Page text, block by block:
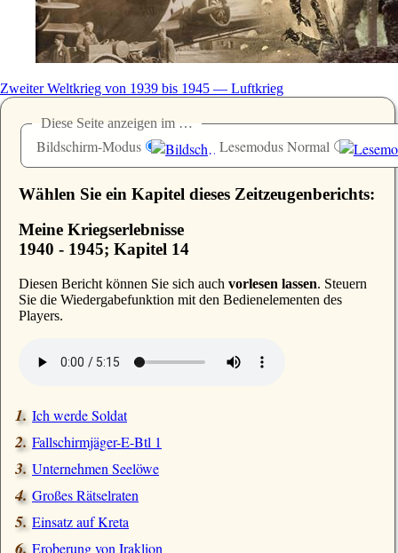
Zweiter Weltkrieg von 1939 bis 1945 — Luftkrieg
Diese Seite anzeigen im …
Bildschirm-Modus Lesemodus Normal
Wählen Sie ein Kapitel dieses Zeitzeugenberichts:
Meine Kriegserlebnisse
1940 - 1945; Kapitel 14
Diesen Bericht können Sie sich auch vorlesen lassen. Steuern
Sie die Wiedergabefunktion mit den Bedienelementen des
Players.
Ich werde Soldat
Fallschirmjäger-E-Btl 1
Unternehmen Seelöwe
Großes Rätselraten
Einsatz auf Kreta
Eroberung von Iraklion